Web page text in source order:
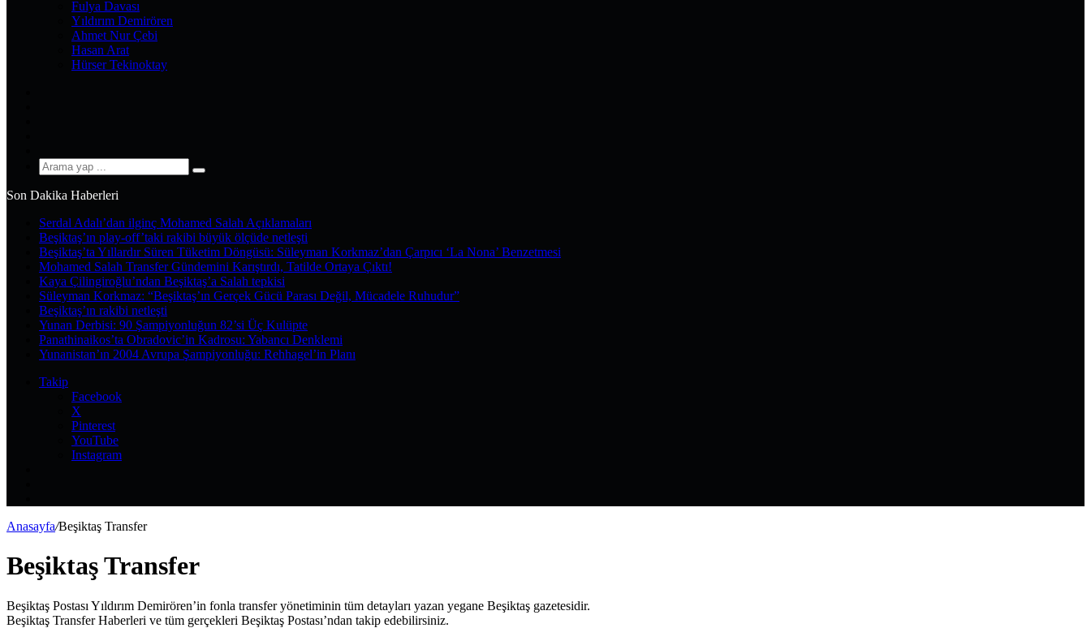
Fulya Davası
Yıldırım Demirören
Ahmet Nur Çebi
Hasan Arat
Hürser Tekinoktay
Arama
Son Dakika Haberleri
Serdal Adalı’dan ilginç Mohamed Salah Açıklamaları
Beşiktaş’ın play-off’taki rakibi büyük ölçüde netleşti
Beşiktaş’ta Yıllardır Süren Tüketim Döngüsü: Süleyman Korkmaz’dan Çarpıcı ‘La Nona’ Benzetmesi
Mohamed Salah Transfer Gündemini Karıştırdı, Tatilde Ortaya Çıktı!
Kaya Çilingiroğlu’ndan Beşiktaş’a Salah tepkisi
Süleyman Korkmaz: “Beşiktaş’ın Gerçek Gücü Parası Değil, Mücadele Ruhudur”
Beşiktaş’ın rakibi netleşti
Yunan Derbisi: 90 Şampiyonluğun 82’si Üç Kulüpte
Panathinaikos’ta Obradovic’in Kadrosu: Yabancı Denklemi
Yunanistan’ın 2004 Avrupa Şampiyonluğu: Rehhagel’in Planı
Takip
Facebook
X
Pinterest
YouTube
Instagram
Anasayfa/Beşiktaş Transfer
Beşiktaş Transfer
Beşiktaş Postası Yıldırım Demirören’in fonla transfer yönetiminin tüm detayları yazan yegane Beşiktaş gazetesidir.
Beşiktaş Transfer Haberleri ve tüm gerçekleri Beşiktaş Postası’ndan takip edebilirsiniz.